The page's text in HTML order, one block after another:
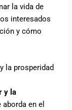
la vida de
interesados
y cómo
la prosperidad
y la
en el